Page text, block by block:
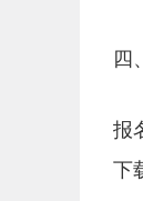
四
报
下